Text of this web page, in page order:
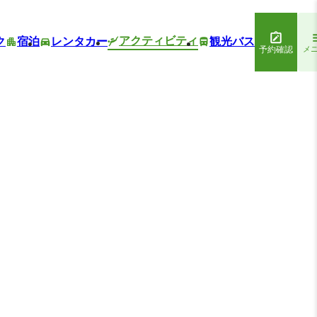
宿泊 レンタカー アクティビティ 観光バス
予約確認 メ